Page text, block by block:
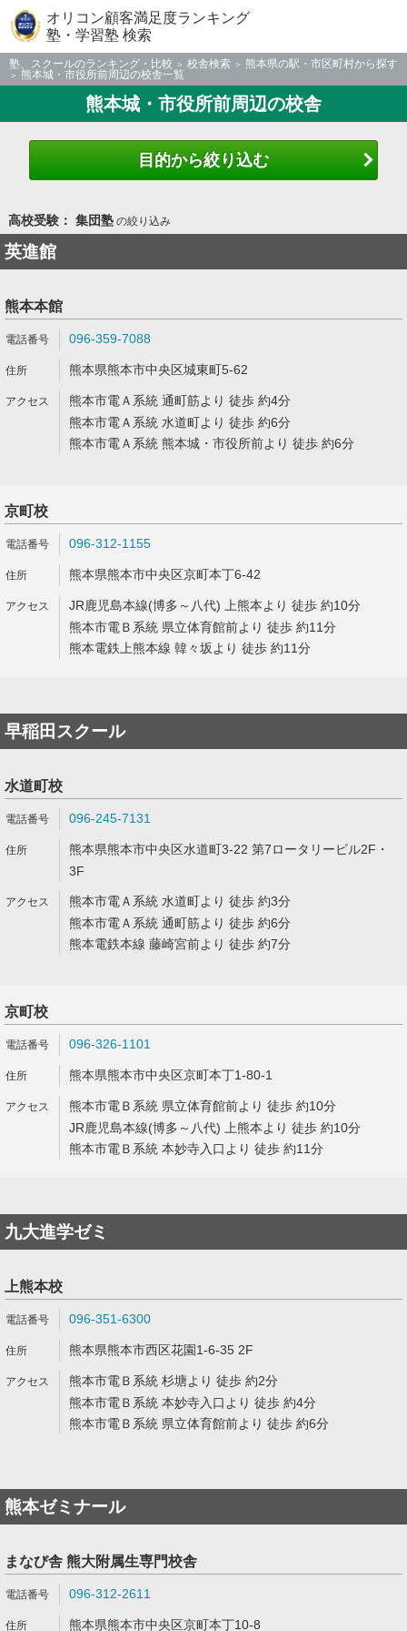
オリコン顧客満足度ランキング
塾・学習塾 検索
塾、スクールのランキング・比較 校舎検索
熊本県の駅・市区町村から探す
熊本城・市役所前周辺の校舎一覧
熊本城・市役所前周辺の校舎
目的から絞り込む
高校受験： 集団塾の絞り込み
英進館
熊本本館
096-359-7088
熊本県熊本市中央区城東町5-62
熊本市電Ａ系統 通町筋より 徒歩 約4分
熊本市電Ａ系統 水道町より 徒歩 約6分
熊本市電Ａ系統 熊本城・市役所前より 徒歩 約6分
京町校
096-312-1155
熊本県熊本市中央区京町本丁6-42
JR鹿児島本線(博多～八代) 上熊本より 徒歩 約10分
熊本市電Ｂ系統 県立体育館前より 徒歩 約11分
熊本電鉄上熊本線 韓々坂より 徒歩 約11分
早稲田スクール
水道町校
096-245-7131
熊本県熊本市中央区水道町3-22 第7ロータリービル2F・
3F
熊本市電Ａ系統 水道町より 徒歩 約3分
熊本市電Ａ系統 通町筋より 徒歩 約6分
熊本電鉄本線 藤崎宮前より 徒歩 約7分
京町校
096-326-1101
熊本県熊本市中央区京町本丁1-80-1
熊本市電Ｂ系統 県立体育館前より 徒歩 約10分
JR鹿児島本線(博多～八代) 上熊本より 徒歩 約10分
熊本市電Ｂ系統 本妙寺入口より 徒歩 約11分
九大進学ゼミ
上熊本校
096-351-6300
熊本県熊本市西区花園1-6-35 2F
熊本市電Ｂ系統 杉塘より 徒歩 約2分
熊本市電Ｂ系統 本妙寺入口より 徒歩 約4分
熊本市電Ｂ系統 県立体育館前より 徒歩 約6分
熊本ゼミナール
まなび舎 熊大附属生専門校舎
096-312-2611
熊本県熊本市中央区京町本丁10-8